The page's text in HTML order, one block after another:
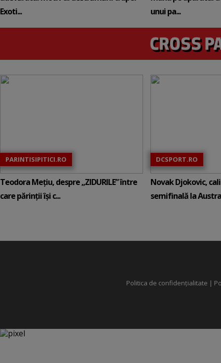
Exoti...
unui pa...
PARINTISIPITICI.RO
Teodora Mețiu, despre „ZIDURILE” între
care părinții își c...
DCSPORT.RO
Novak Djokovic,
semifinală la
Politica de confidențialitate |